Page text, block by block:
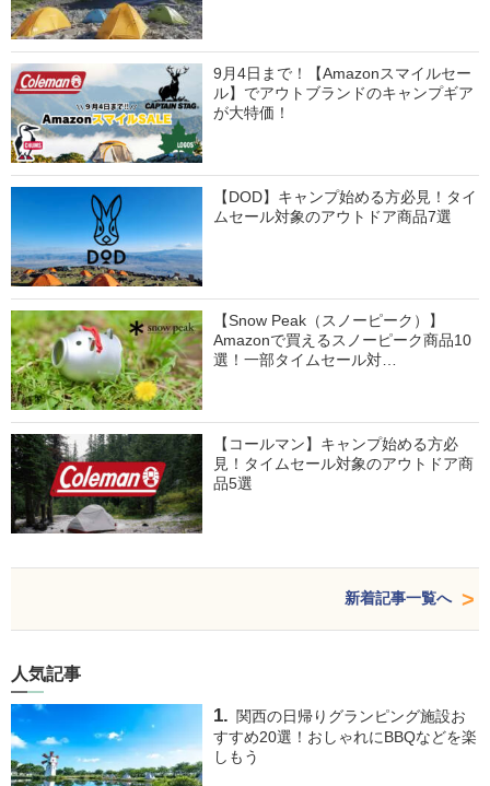
9月4日まで！【Amazonスマイルセー
ル】でアウトブランドのキャンプギア
が大特価！
【DOD】キャンプ始める方必見！タイ
ムセール対象のアウトドア商品7選
【Snow Peak（スノーピーク）】
Amazonで買えるスノーピーク商品10
選！一部タイムセール対…
【コールマン】キャンプ始める方必
見！タイムセール対象のアウトドア商
品5選
新着記事一覧へ
人気記事
関西の日帰りグランピング施設お
すすめ20選！おしゃれにBBQなどを楽
しもう